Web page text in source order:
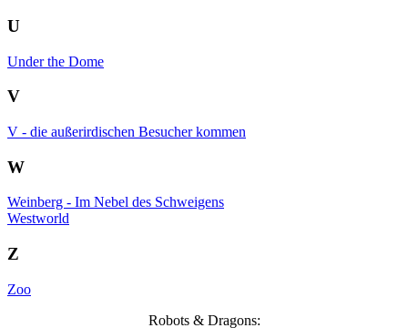
U
Under the Dome
V
V - die außerirdischen Besucher kommen
W
Weinberg - Im Nebel des Schweigens
Westworld
Z
Zoo
Robots & Dragons: